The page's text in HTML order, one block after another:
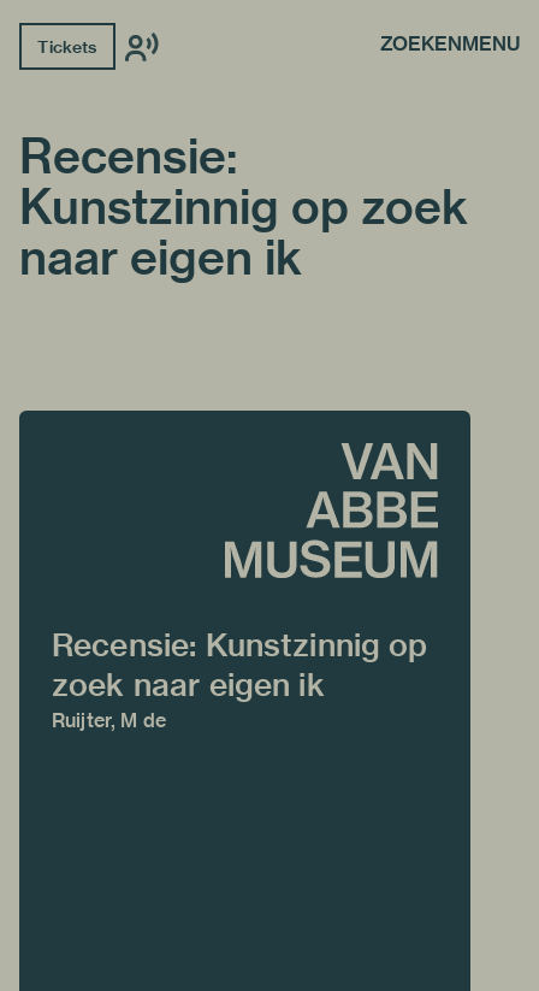
Tickets ZOEKENMENU
Recensie:
Kunstzinnig op zoek
naar eigen ik
Recensie: Kunstzinnig op
zoek naar eigen ik
Ruijter, M de